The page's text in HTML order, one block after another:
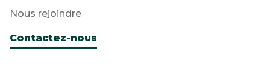
Nous rejoindre
Contactez-nous